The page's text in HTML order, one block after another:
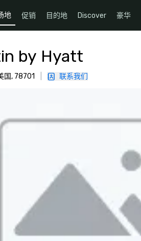
地 促销 目的地 Discover 豪华
by Hyatt
国, 78701 联系我们